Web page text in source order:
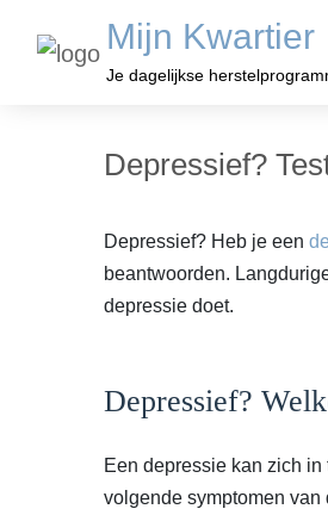
Mijn Kwartier
Je dagelijkse
Depressief?
Depressief? Heb je een
beantwoorden.
depressie doet.
Depressief?
Een depressie kan zich
volgende symptomen van